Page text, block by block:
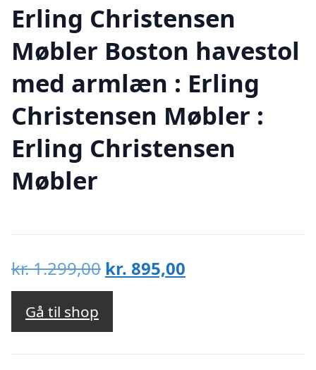
Erling Christensen
Møbler Boston havestol
med armlæn : Erling
Christensen Møbler :
Erling Christensen
Møbler
kr.1.299,00 Den
oprindelige
var:
kr. 1.299,00.
kr. 895,00
kr. 895,00.
Gå til shop